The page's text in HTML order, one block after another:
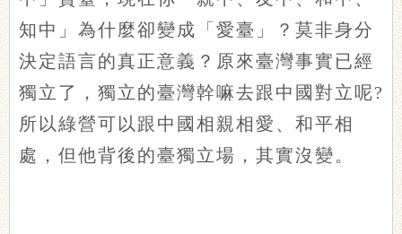
知中」為什麼卻變成「愛臺」？莫非身分
決定語言的真正意義？原來臺灣事實已經
獨立了，獨立的臺灣幹嘛去跟中國對立呢?
所以綠營可以跟中國相親相愛、和平相
處，但他背後的臺獨立場，其實沒變。